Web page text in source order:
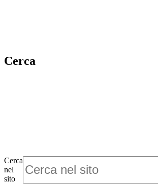
Cerca
Cerca
nel
sito